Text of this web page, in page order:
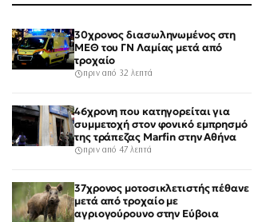
30χρονος διασωληνωμένος στη
ΜΕΘ του ΓΝ Λαμίας μετά από
τροχαίο
πριν από 32 λεπτά
46χρονη που κατηγορείται για
συμμετοχή στον φονικό εμπρησμό
της τράπεζας Marfin στην Αθήνα
πριν από 47 λεπτά
37χρονος μοτοσικλετιστής πέθανε
μετά από τροχαίο με
αγριογούρουνο στην Εύβοια